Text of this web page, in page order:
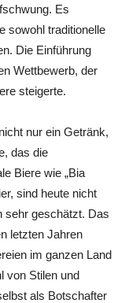
Es
sowohl traditionelle
Die Einführung
Wettbewerb, der
steigerte.
nur ein Getränk,
das die
Biere wie „Bia
sind heute nicht
sehr geschätzt. Das
letzten Jahren
im ganzen Land
von Stilen und
als Botschafter